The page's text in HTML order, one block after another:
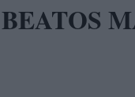
BEATOS